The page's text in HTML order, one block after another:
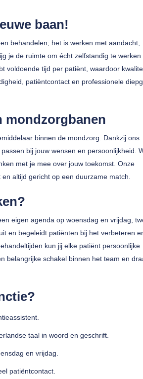
baan!
behandelen; het is werken met aandacht,
je de ruimte om écht zelfstandig te werken
voldoende tijd per patiënt, waardoor
patiëntcontact en professionele
mondzorgbanen
binnen de mondzorg. Dankzij ons
bij jouw wensen en persoonlijkheid.
met je mee over jouw toekomst. Onze
altijd gericht op een duurzame match.
eigen agenda op woensdag en vrijdag,
en begeleidt patiënten bij het verbeteren
kun jij elke patiënt persoonlijke
belangrijke schakel binnen het team en
taal in woord en geschrift.
en vrijdag.
patiëntcontact.